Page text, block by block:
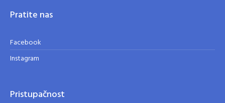
Pratite nas
Facebook
Instagram
Pristupačnost